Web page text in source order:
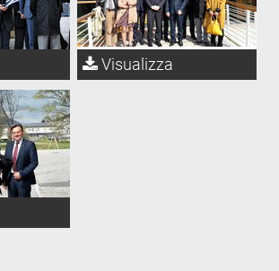
Visualizza